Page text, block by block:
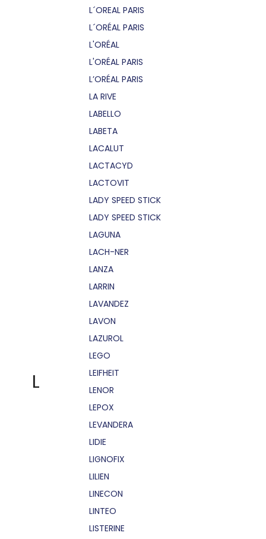
L
L´OREAL PARIS
L´ORÉAL PARIS
L'ORÉAL
L'ORÉAL PARIS
L’ORÉAL PARIS
LA RIVE
LABELLO
LABETA
LACALUT
LACTACYD
LACTOVIT
LADY SPEED STICK
LADY SPEED STICK
LAGUNA
LACH-NER
LANZA
LARRIN
LAVANDEZ
LAVON
LAZUROL
LEGO
LEIFHEIT
LENOR
LEPOX
LEVANDERA
LIDIE
LIGNOFIX
LILIEN
LINECON
LINTEO
LISTERINE